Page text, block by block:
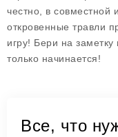
честно, в совместной
откровенные травли
игру! Бери на заметку
только начинается!
Все, что